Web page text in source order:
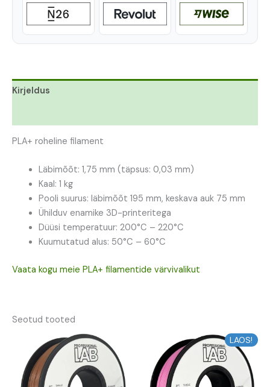
Kirjeldus
PLA+ roheline filament
Läbimõõt: 1,75 mm (täpsus: 0,03 mm)
Kaal: 1 kg
Pooli suurus: läbimõõt 195 mm, keskava auk 75 mm
Ühilduv enamike 3D-printeritega
Düüsi temperatuur: 200°C – 220°C
Kuumutatud alus: 50°C – 60°C
Vaata kogu meie PLA+ filamentide värvivalikut
Seotud tooted
Algne
hind
oli:
14,24 €.
Praegune
hind
on:
12,82 €.
LAOS!
Algne
hind
oli:
14,24 €.
Praegune
hind
on:
12,82 €.